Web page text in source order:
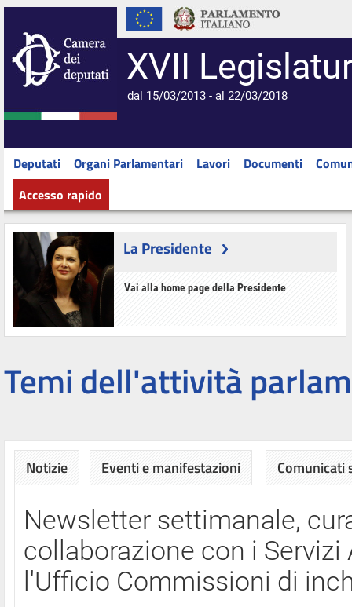
XVII
dal 15/03/2013 - al 22/03/2018
Deputati Organi Parlamentari Lavori Documenti
Accesso rapido
La Presidente
Vai alla home page della Presidente
Temi dell'attività
Notizie Eventi e manifestazioni Comunicati
Newsletter settimanale,
collaborazione con i
l'Ufficio Commissioni di